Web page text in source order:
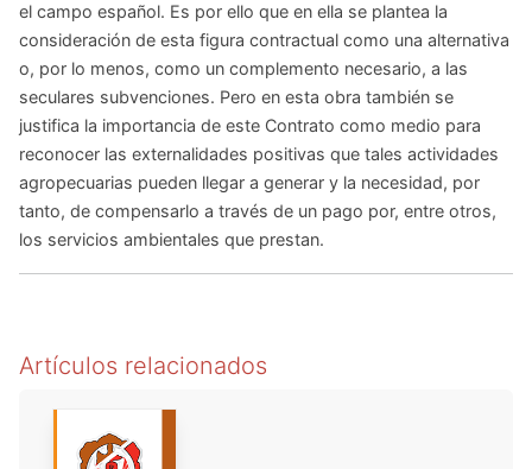
el campo español. Es por ello que en ella se plantea la
consideración de esta figura contractual como una alternativa
o, por lo menos, como un complemento necesario, a las
seculares subvenciones. Pero en esta obra también se
justifica la importancia de este Contrato como medio para
reconocer las externalidades positivas que tales actividades
agropecuarias pueden llegar a generar y la necesidad, por
tanto, de compensarlo a través de un pago por, entre otros,
los servicios ambientales que prestan.
Artículos relacionados